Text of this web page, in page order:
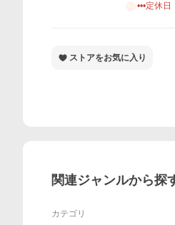
•••定休日
ストアをお気に入り
関連ジャンルから探
カテゴリ